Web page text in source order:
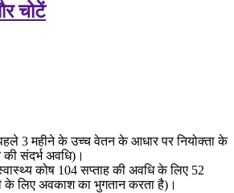
चोटें
3 महीने के उच्च वेतन के आधार पर नियोक्ता के
की संदर्भ अवधि)।
कोष 104 सप्ताह की अवधि के लिए 52
के लिए अवकाश का भुगतान करता है)।